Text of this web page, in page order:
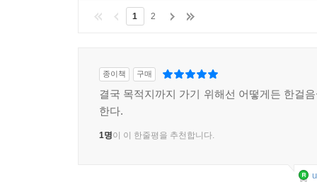
1 2
종이책 구매
결국 목적지까지 가기 위해선 어떻게든 한걸
한다.
1명이 이 한줄평을 추천합니다.